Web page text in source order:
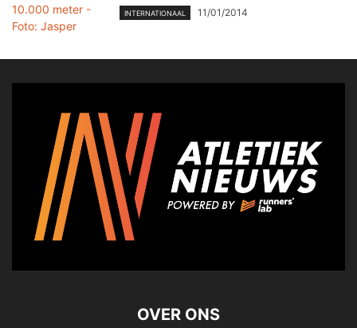
INTERNATIONAAL 11/01/2014
OVER ONS